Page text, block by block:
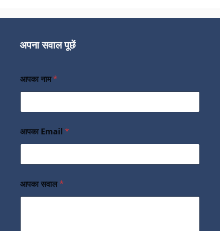
अपना सवाल पूछें
आपका नाम*
आपका Email *
आपका सवाल*